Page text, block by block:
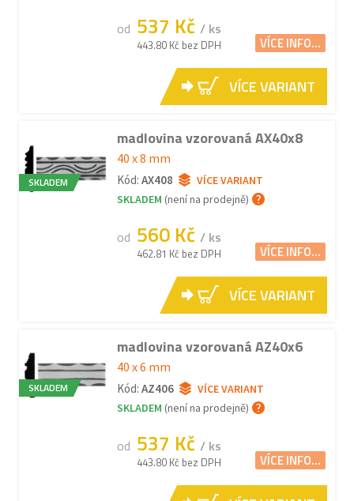
od 537 Kč / ks
443.80 Kč bez DPH VÍCE INFO...
VÍCE VARIANT
SKLADEM
madlovina vzorovaná AX40x8
40 x 8 mm
Kód: AX408
VÍCE VARIANT
SKLADEM (není na prodejně)
od 560 Kč / ks
462.81 Kč bez DPH VÍCE INFO...
VÍCE VARIANT
SKLADEM
madlovina vzorovaná AZ40x6
40 x 6 mm
Kód: AZ406
VÍCE VARIANT
SKLADEM (není na prodejně)
od 537 Kč / ks
443.80 Kč bez DPH VÍCE INFO...